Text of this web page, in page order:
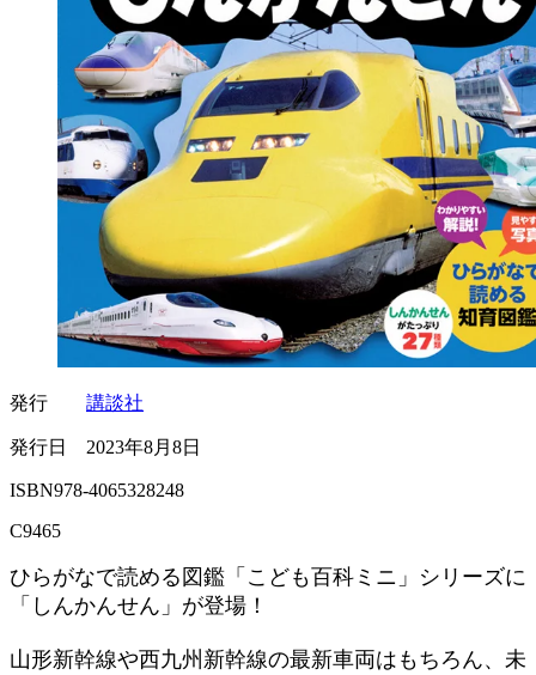
発行 講談社
発行日 2023年8月8日
ISBN978-4065328248
C9465
ひらがなで読める図鑑「こども百科ミニ」シリーズに
「しんかんせん」が登場！
山形新幹線や西九州新幹線の最新車両はもちろん、未